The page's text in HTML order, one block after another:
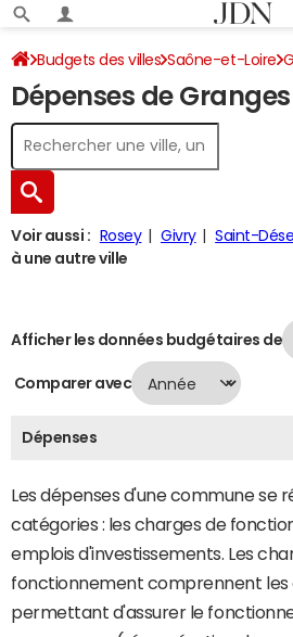
Budgets des villes Saône-et-Loire
Dépenses 2024
Dépenses de
Voir aussi : Rosey Givry Saint-
à une autre ville
Afficher les données budgétaires de
Comparer avec
Dépenses
Les dépenses d'une commune se
catégories : les charges de
emplois d'investissements. Les
fonctionnement comprennent les
permettant d'assurer le